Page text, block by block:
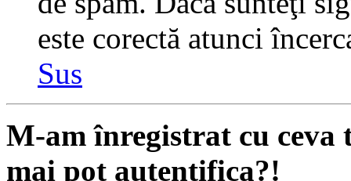
este corectă atunci
Sus
M-am înregistrat cu
mai pot autentifica?!